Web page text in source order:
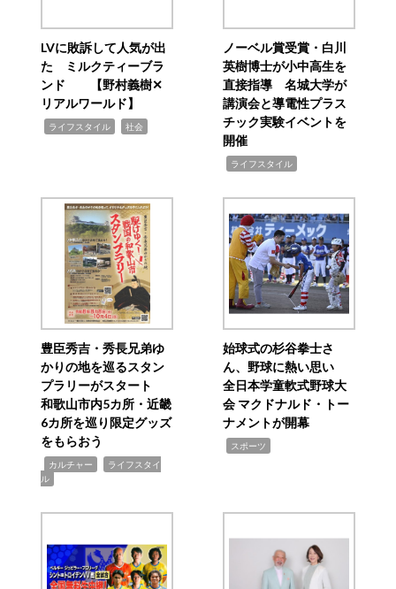
LVに敗訴して人気が出
た ミルクティーブラ
ンド 【野村義樹✕
リアルワールド】
ライフスタイル 社会
ノーベル賞受賞・白川
英樹博士が小中高生を
直接指導 名城大学が
講演会と導電性プラス
チック実験イベントを
開催
ライフスタイル
豊臣秀吉・秀長兄弟ゆ
かりの地を巡るスタン
プラリーがスタート
和歌山市内5カ所・近畿
6カ所を巡り限定グッズ
をもらおう
カルチャー
ライフスタイ
ル
始球式の杉谷拳士さ
ん、野球に熱い思い
全日本学童軟式野球大
会 マクドナルド・トー
ナメントが開幕
スポーツ